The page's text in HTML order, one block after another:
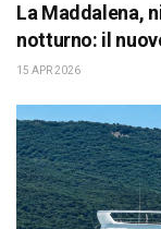
La Maddalena,
notturno: il
15 APR 2026